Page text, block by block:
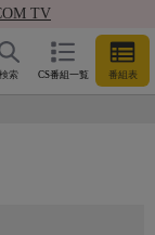
TV
CS番組一覧 番組表
検索